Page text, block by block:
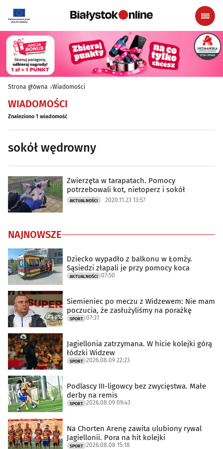
Strona główna Wiadomości
WIADOMOŚCI
Znaleziono 1 wiadomość
sokół wędrowny
Zwierzęta w tarapatach. Pomocy
potrzebowali kot, nietoperz i sokół
AKTUALNOŚCI 2020.11.23 13:57
NAJNOWSZE
Dziecko wypadło z balkonu w Łomży.
Sąsiedzi złapali je przy pomocy koca
AKTUALNOŚCI 07:50
Siemieniec po meczu z Widzewem: Nie mam
poczucia, że zasłużyliśmy na porażkę
SPORT 07:31
Jagiellonia zatrzymana. W hicie kolejki górą
łódzki Widzew
SPORT 2026.08.09 22:23
Podlascy III-ligowcy bez zwycięstwa. Małe
derby na remis
SPORT 2026.08.09 09:43
Na Chorten Arenę zawita ulubiony rywal
Jagiellonii. Pora na hit kolejki
SPORT 2026.08.08 15:18